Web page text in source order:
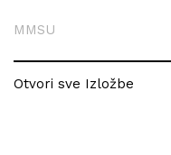
MMSU
Otvori sve Izložbe